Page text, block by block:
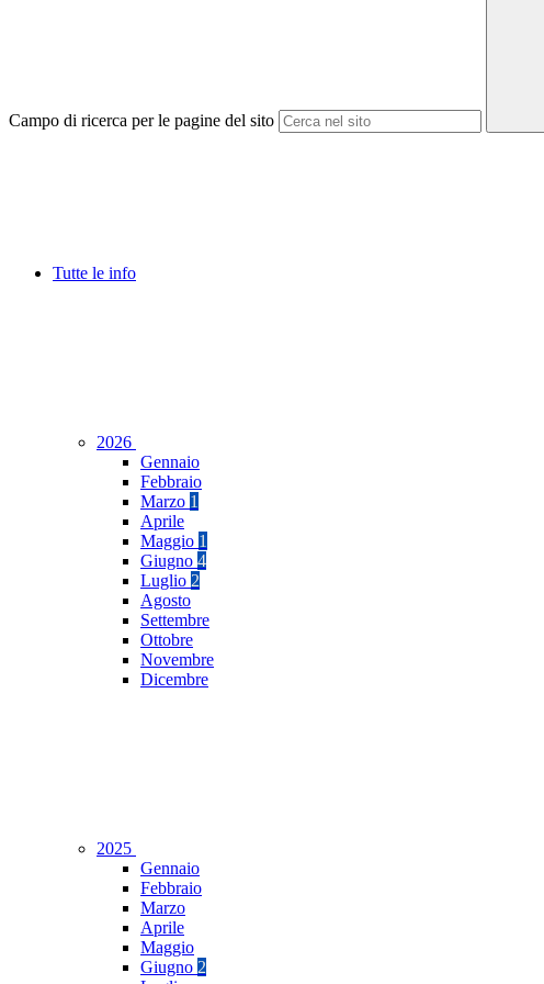
Campo di ricerca per le pagine del sito
Tutte le info
2026
Gennaio
Febbraio
Marzo 1
Aprile
Maggio 1
Giugno 4
Luglio 2
Agosto
Settembre
Ottobre
Novembre
Dicembre
2025
Gennaio
Febbraio
Marzo
Aprile
Maggio
Giugno 2